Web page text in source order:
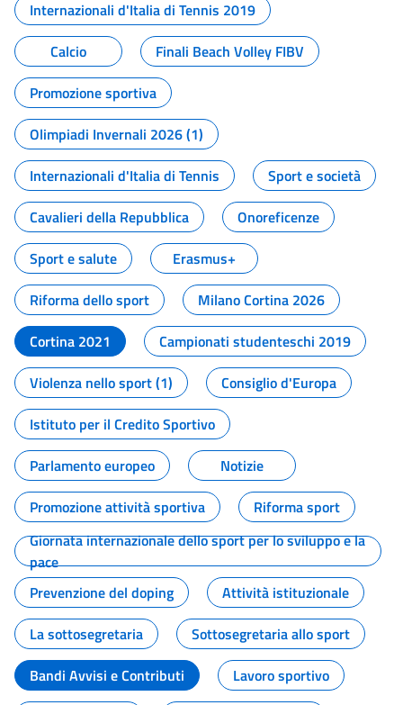
Internazionali d'Italia di Tennis 2019
Calcio
Finali Beach Volley FIBV
Promozione sportiva
Olimpiadi Invernali 2026 (1)
Internazionali d'Italia di Tennis
Sport e società
Cavalieri della Repubblica
Onoreficenze
Sport e salute
Erasmus+
Riforma dello sport
Milano Cortina 2026
Cortina 2021
Campionati studenteschi 2019
Violenza nello sport (1)
Consiglio d'Europa
Istituto per il Credito Sportivo
Parlamento europeo
Notizie
Promozione attività sportiva
Riforma sport
Giornata internazionale dello sport per lo sviluppo e la
pace
Prevenzione del doping
Attività istituzionale
La sottosegretaria
Sottosegretaria allo sport
Bandi Avvisi e Contributi
Lavoro sportivo